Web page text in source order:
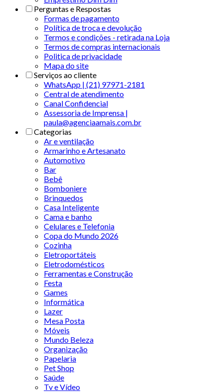
Perguntas e Respostas
Formas de pagamento
Política de troca e devolução
Termos e condições - retirada na Loja
Termos de compras internacionais
Politica de privacidade
Mapa do site
Serviços ao cliente
WhatsApp | (21) 97971-2181
Central de atendimento
Canal Confidencial
Assessoria de Imprensa |
paula@agenciaamais.com.br
Categorias
Ar e ventilação
Armarinho e Artesanato
Automotivo
Bar
Bebê
Bomboniere
Brinquedos
Casa Inteligente
Cama e banho
Celulares e Telefonia
Copa do Mundo 2026
Cozinha
Eletroportáteis
Eletrodomésticos
Ferramentas e Construção
Festa
Games
Informática
Lazer
Mesa Posta
Móveis
Mundo Beleza
Organização
Papelaria
Pet Shop
Saúde
Tv e Vídeo